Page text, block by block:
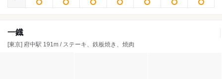
一鐡
[東京] 府中駅 191m / ステーキ、鉄板焼き、焼肉